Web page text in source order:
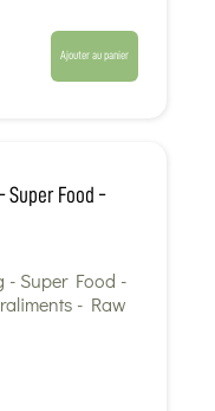
Ajouter au panier
Super Food -